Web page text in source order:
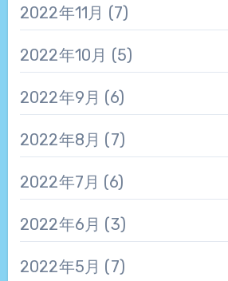
2022年11月 (7)
2022年10月 (5)
2022年9月 (6)
2022年8月 (7)
2022年7月 (6)
2022年6月 (3)
2022年5月 (7)